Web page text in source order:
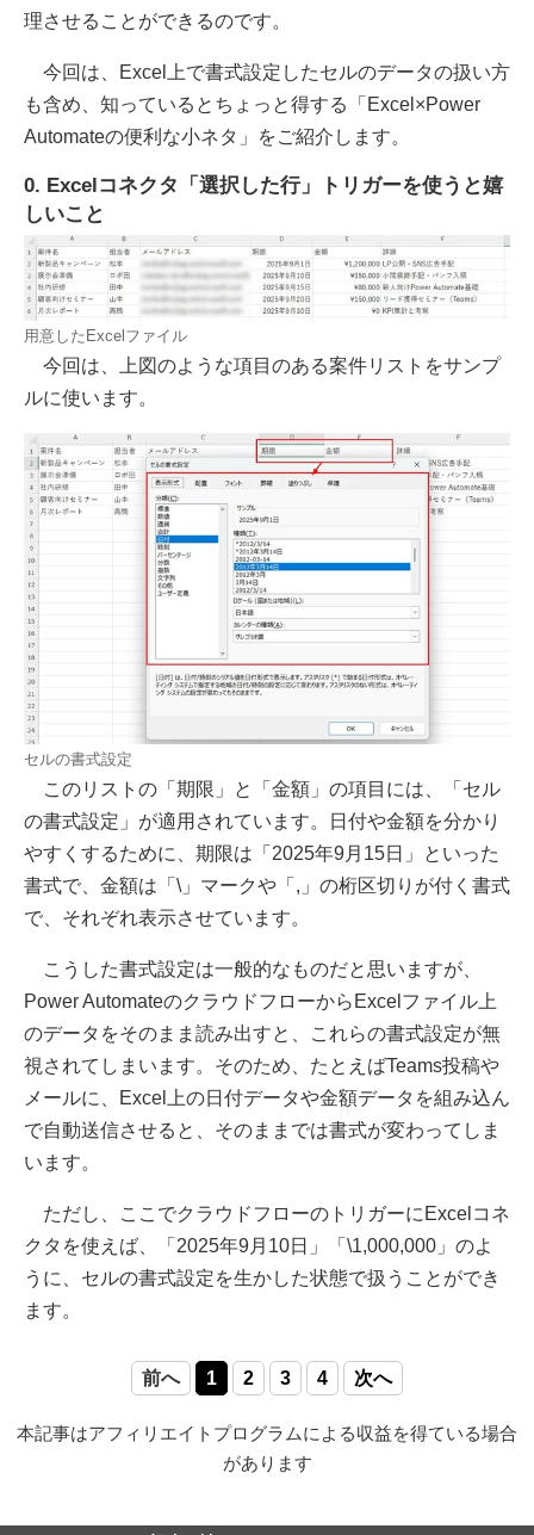
理させることができるのです。
今回は、Excel上で書式設定したセルのデータの扱い方
も含め、知っているとちょっと得する「Excel×Power
Automateの便利な小ネタ」をご紹介します。
0. Excelコネクタ「選択した行」トリガーを使うと嬉
しいこと
用意したExcelファイル
今回は、上図のような項目のある案件リストをサンプ
ルに使います。
セルの書式設定
このリストの「期限」と「金額」の項目には、「セル
の書式設定」が適用されています。日付や金額を分かり
やすくするために、期限は「2025年9月15日」といった
書式で、金額は「\」マークや「,」の桁区切りが付く書式
で、それぞれ表示させています。
こうした書式設定は一般的なものだと思いますが、
Power AutomateのクラウドフローからExcelファイル上
のデータをそのまま読み出すと、これらの書式設定が無
視されてしまいます。そのため、たとえばTeams投稿や
メールに、Excel上の日付データや金額データを組み込ん
で自動送信させると、そのままでは書式が変わってしま
います。
ただし、ここでクラウドフローのトリガーにExcelコネ
クタを使えば、「2025年9月10日」「\1,000,000」のよ
うに、セルの書式設定を生かした状態で扱うことができ
ます。
前へ 1 2 3 4 次へ
本記事はアフィリエイトプログラムによる収益を得ている場合
があります